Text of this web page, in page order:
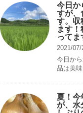
今日か
すが、
す。収
ます
ってま
2021/07/
今日か
品は美
夏！今
が、水